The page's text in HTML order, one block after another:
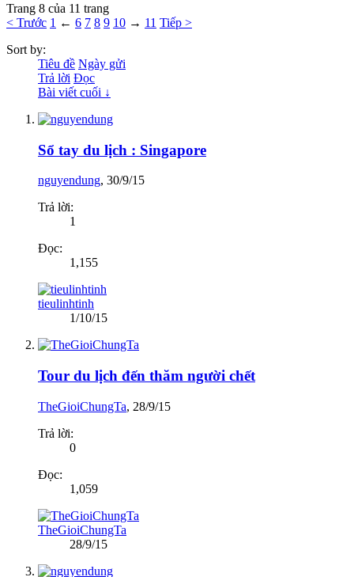
Trang 8 của 11 trang
< Trước 1 ← 6 7 8 9 10 → 11 Tiếp >
Sort by:
Tiêu đề Ngày gửi
Trả lời Đọc
Bài viết cuối ↓
Sổ tay du lịch : Singapore
nguyendung, 30/9/15
Trả lời:
1
Đọc:
1,155
tieulinhtinh
1/10/15
Tour du lịch đến thăm người chết
TheGioiChungTa, 28/9/15
Trả lời:
0
Đọc:
1,059
TheGioiChungTa
28/9/15